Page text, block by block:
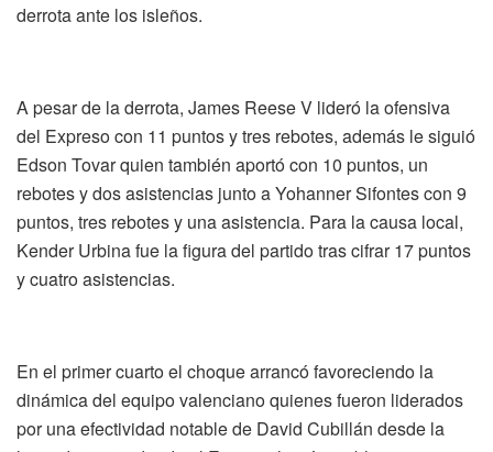
derrota ante los isleños.
A pesar de la derrota, James Reese V lideró la ofensiva
del Expreso con 11 puntos y tres rebotes, además le siguió
Edson Tovar quien también aportó con 10 puntos, un
rebotes y dos asistencias junto a Yohanner Sifontes con 9
puntos, tres rebotes y una asistencia. Para la causa local,
Kender Urbina fue la figura del partido tras cifrar 17 puntos
y cuatro asistencias.
En el primer cuarto el choque arrancó favoreciendo la
dinámica del equipo valenciano quienes fueron liderados
por una efectividad notable de David Cubillán desde la